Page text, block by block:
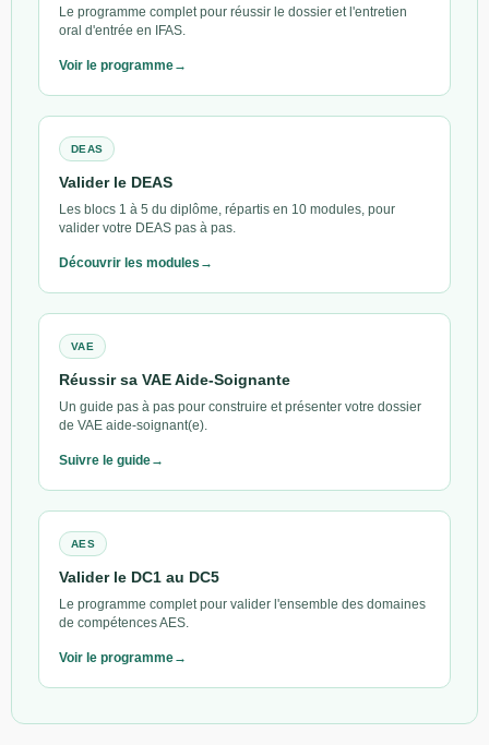
Le programme complet pour réussir le dossier et l'entretien
oral d'entrée en IFAS.
Voir le programme
DEAS
Valider le DEAS
Les blocs 1 à 5 du diplôme, répartis en 10 modules, pour
valider votre DEAS pas à pas.
Découvrir les modules
VAE
Réussir sa VAE Aide-Soignante
Un guide pas à pas pour construire et présenter votre dossier
de VAE aide-soignant(e).
Suivre le guide
AES
Valider le DC1 au DC5
Le programme complet pour valider l'ensemble des domaines
de compétences AES.
Voir le programme